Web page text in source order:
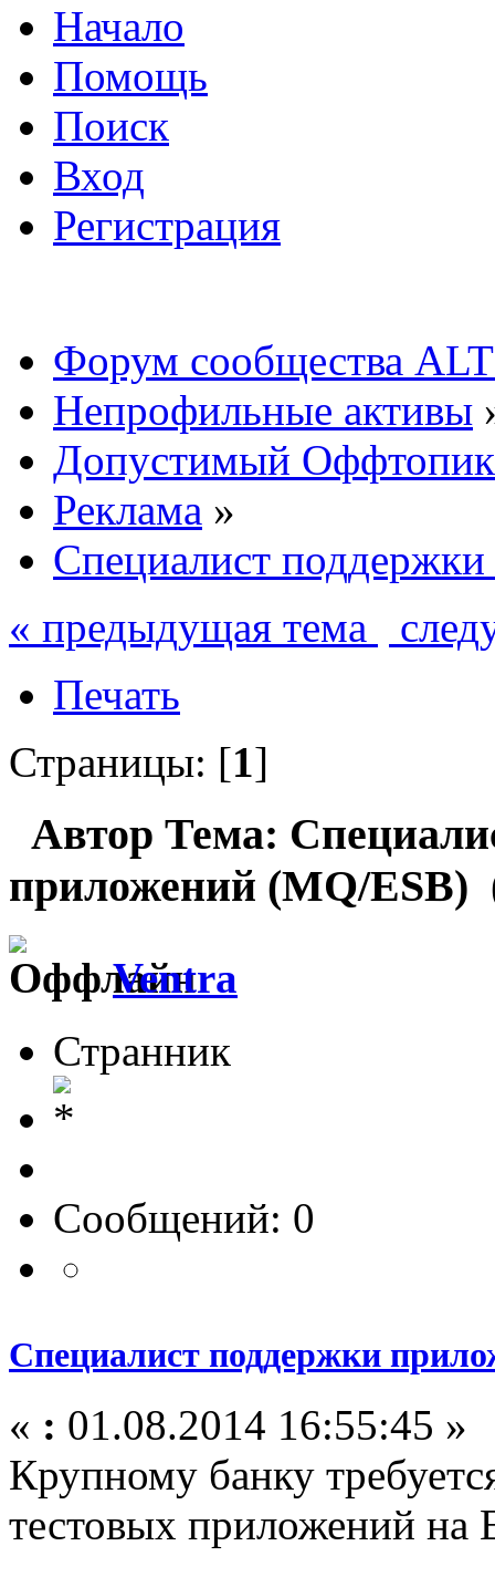
Начало
Помощь
Поиск
Вход
Регистрация
Форум сообщества
Непрофильные активы
Допустимый Оффтопик
Реклама »
Специалист
« предыдущая тема
Печать
Страницы: [1]
Автор Тема:
приложений (MQ/ESB)
Ventra
Странник
Сообщений: 0
Специалист поддержки
« : 01.08.2014 16:55:45 »
Крупному банку
тестовых приложений на